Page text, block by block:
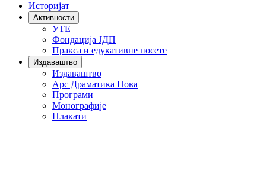
Историјат
Активности
УТЕ
Фондација ЈДП
Пракса и едукативне посете
Издаваштво
Издаваштво
Арс Драматика Нова
Програми
Монографије
Плакати